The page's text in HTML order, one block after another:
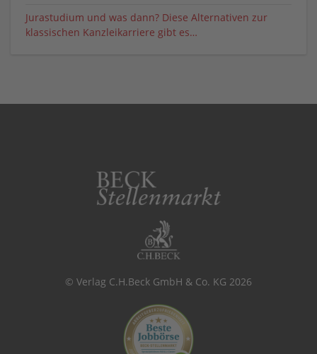
Jurastudium und was dann? Diese Alternativen zur
klassischen Kanzleikarriere gibt es…
© Verlag C.H.Beck GmbH & Co. KG 2026